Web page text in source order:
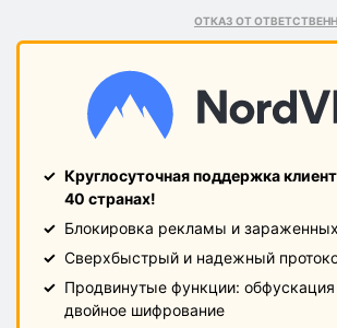
ОТКАЗ ОТ
Круглосуточная поддержка
40 странах!
Блокировка рекламы и
Сверхбыстрый и надежный
Продвинутые функции:
двойное шифрование